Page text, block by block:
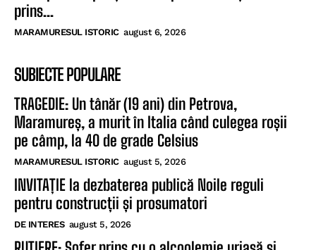
prins...
MARAMURESUL ISTORIC august 6, 2026
SUBIECTE POPULARE
TRAGEDIE: Un tânăr (19 ani) din Petrova,
Maramureș, a murit în Italia când culegea roșii
pe câmp, la 40 de grade Celsius
MARAMURESUL ISTORIC august 5, 2026
INVITAȚIE la dezbaterea publică Noile reguli
pentru construcții și prosumatori
DE INTERES august 5, 2026